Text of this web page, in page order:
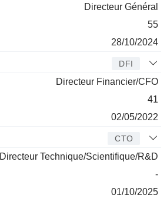
Directeur Général
55
28/10/2024
DFI
Directeur Financier/CFO
41
02/05/2022
CTO
Directeur Technique/Scientifique/R&D
-
01/10/2025